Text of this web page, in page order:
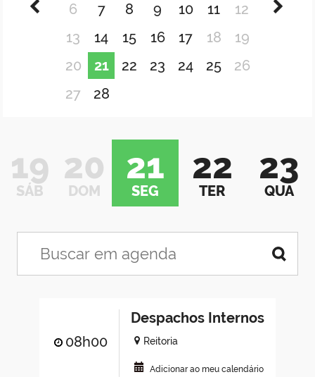
6
7 8 9 10 11
12
13
14 15 16 17 18
19
20
21 22 23 24 25
26
27
28
19
SÁB
20
DOM
21
SEG
22
TER
23
QUA
08h00
Despachos Internos
Reitoria
Adicionar ao meu calendário